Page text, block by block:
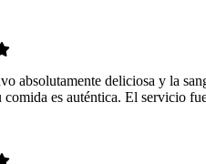
absolutamente deliciosa y la
comida es auténtica. El servicio